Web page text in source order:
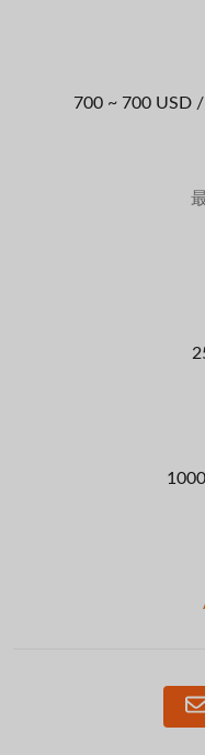
700 ~ 700 USD /